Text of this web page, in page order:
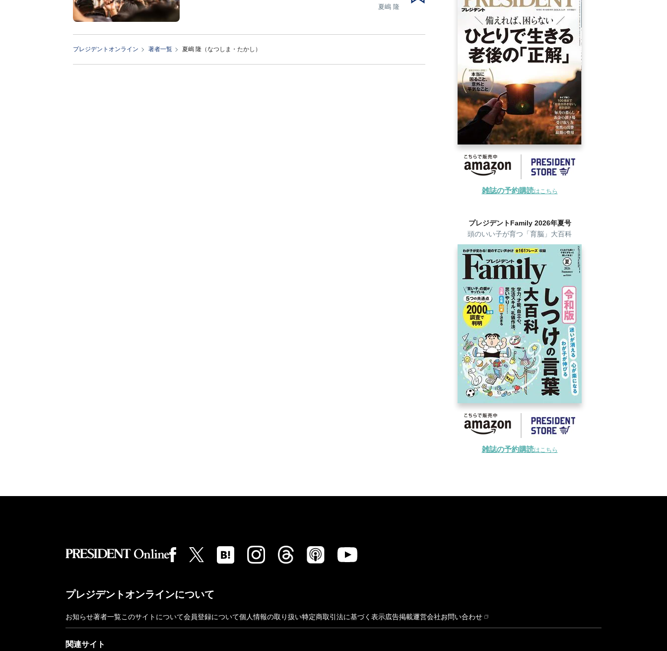
夏嶋 隆
プレジデントオンライン 著者一覧 夏嶋 隆（なつしま・たかし）
雑誌の予約購読はこちら
プレジデントFamily 2026年夏号
頭のいい子が育つ「育脳」大百科
雑誌の予約購読はこちら
プレジデントオンラインについて
お知らせ著者一覧このサイトについて会員登録について個人情報の取り扱い特定商取引法に基づく表示広告掲載運営会社お問い合わせ
関連サイト